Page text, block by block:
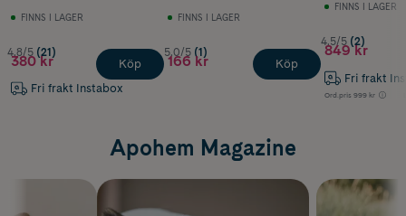
FINNS I LAGER
4.8/5 (21)
380 kr
Fri frakt Instabox
Köp
FINNS I LAGER
5.0/5 (1)
166 kr Köp
FINNS I LAGER
4.5/5 (2)
849 kr
Fri frakt
Ord.pris 999 kr
Apohem Magazine